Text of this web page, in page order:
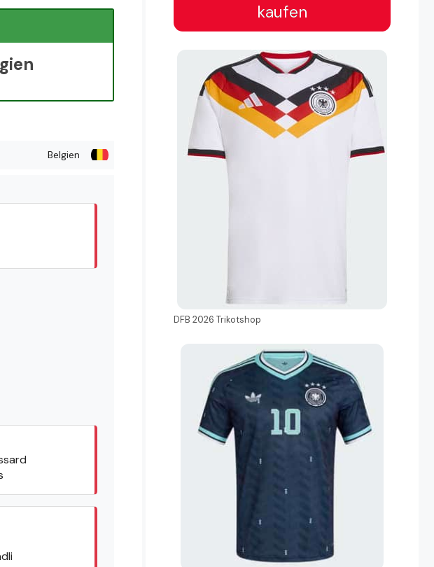
Belgien
kaufen
DFB 2026 Trikotshop